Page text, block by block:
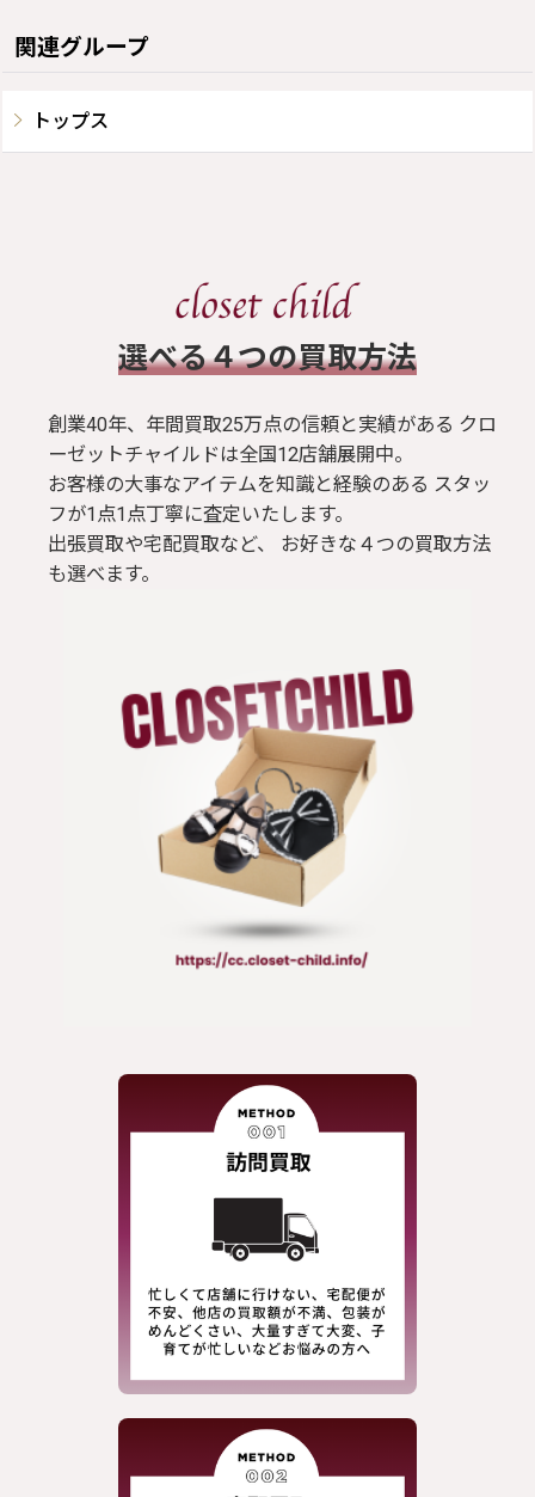
関連グループ
トップス
​選べる４つの買取方法
創業40年、年間買取25万点の信頼と実績がある クロ
ーゼットチャイルドは全国12店舗展開中。
お客様の大事なアイテムを知識と経験のある スタッ
フが1点1点丁寧に査定いたします。
出張買取や宅配買取など、 お好きな４つの買取方法
も選べます。